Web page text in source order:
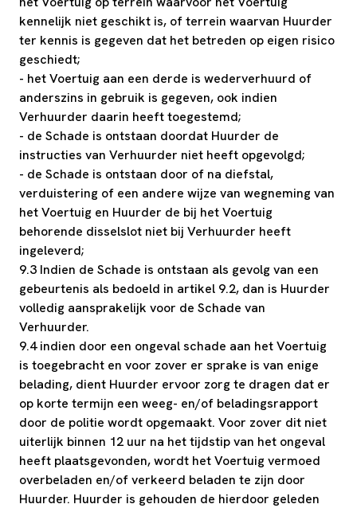
kennelijk niet geschikt is, of terrein waarvan Huurder
ter kennis is gegeven dat het betreden op eigen risico
geschiedt;
- het Voertuig aan een derde is wederverhuurd of
anderszins in gebruik is gegeven, ook indien
Verhuurder daarin heeft toegestemd;
- de Schade is ontstaan doordat Huurder de
instructies van Verhuurder niet heeft opgevolgd;
- de Schade is ontstaan door of na diefstal,
verduistering of een andere wijze van wegneming van
het Voertuig en Huurder de bij het Voertuig
behorende disselslot niet bij Verhuurder heeft
ingeleverd;
9.3 Indien de Schade is ontstaan als gevolg van een
gebeurtenis als bedoeld in artikel 9.2, dan is Huurder
volledig aansprakelijk voor de Schade van
Verhuurder.
9.4 indien door een ongeval schade aan het Voertuig
is toegebracht en voor zover er sprake is van enige
belading, dient Huurder ervoor zorg te dragen dat er
op korte termijn een weeg- en/of beladingsrapport
door de politie wordt opgemaakt. Voor zover dit niet
uiterlijk binnen 12 uur na het tijdstip van het ongeval
heeft plaatsgevonden, wordt het Voertuig vermoed
overbeladen en/of verkeerd beladen te zijn door
Huurder. Huurder is gehouden de hierdoor geleden